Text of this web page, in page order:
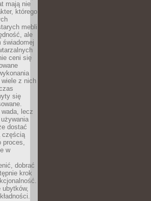
mają nie
którego
mebli
ale
świadomej
ceni się
z nich
się
lecz
dostać
częścią
proces,
w
dobrać
krok
ubytków,